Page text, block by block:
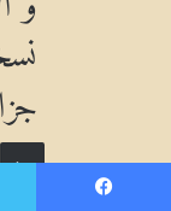
رد